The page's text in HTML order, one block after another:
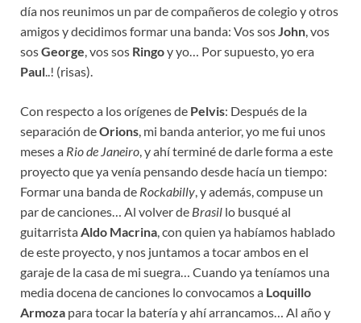
día nos reunimos un par de compañeros de colegio y otros
amigos y decidimos formar una banda: Vos sosJohn, vos
sosGeorge, vos sos Ringoy yo… Por supuesto, yo era
Paul..! (risas).
Con respecto a los orígenes de Pelvis: Después de la
separación deOrions, mi banda anterior, yo me fui unos
meses a Rio de Janeiro, y ahí terminé de darle forma a este
proyecto que ya venía pensando desde hacía un tiempo:
Formar una banda de Rockabilly, y además, compuse un
par de canciones… Al volver de Brasil lo busqué al
guitarristaAldo Macrina, con quien ya habíamos hablado
de este proyecto, y nos juntamos a tocar ambos en el
garaje de la casa de mi suegra… Cuando ya teníamos una
media docena de canciones lo convocamos a Loquillo
Armoza para tocar la batería y ahí arrancamos… Al año y